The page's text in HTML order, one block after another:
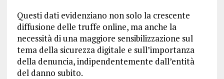
Questi dati evidenziano non solo la crescente
diffusione delle truffe online, ma anche la
necessità di una maggiore sensibilizzazione sul
tema della sicurezza digitale e sull’importanza
della denuncia, indipendentemente dall’entità
del danno subito.